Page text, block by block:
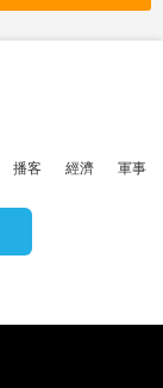
播客 經濟 軍事